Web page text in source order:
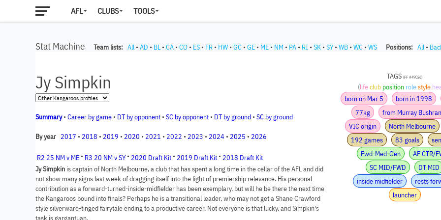
AFL CLUBS TOOLS
Stat Machine Team lists: All • AD • BL • CA • CO • ES • FR • HW • GC • GE • ME • NM • PA • RI • SK • SY• WB • WC • WS Positions: All •